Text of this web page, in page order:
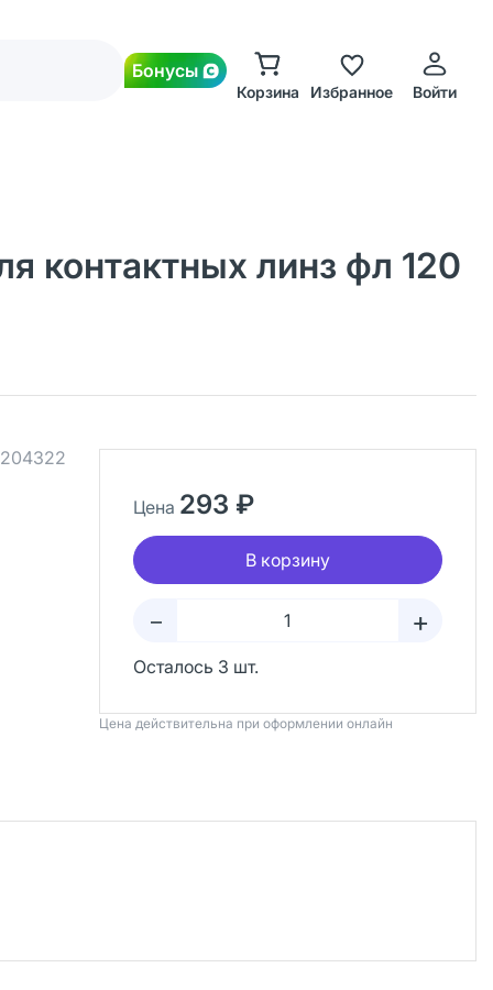
Бонусы
Корзина Избранное Войти
контактных линз фл 120
204322
Цена 293 ₽
В корзину
– +
Осталось 3 шт.
Цена действительна при оформлении онлайн